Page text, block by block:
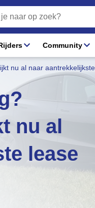
Community
nu al naar
nu al
lease